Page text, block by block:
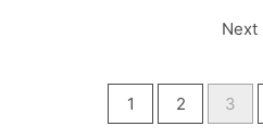
1 2 3
Next